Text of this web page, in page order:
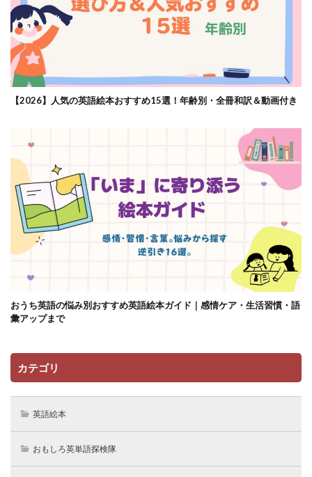
【2026】人気の英語絵本おすすめ15選！年齢別・全冊和訳＆動画付き
おうち英語の悩み別おすすめ英語絵本ガイド｜感情ケア・生活習慣・語
彙アップまで
カテゴリ
英語絵本
おもしろ英単語探検隊